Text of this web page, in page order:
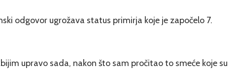
odgovor ugrožava status primirja koje je započelo 7.
upravo sada, nakon što sam pročitao to smeće koje su